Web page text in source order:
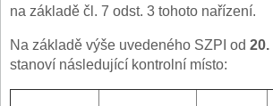
na základě čl. 7 odst. 3 tohoto nařízení.
Na základě výše uvedeného SZPI od 20.
stanoví následující kontrolní místo: